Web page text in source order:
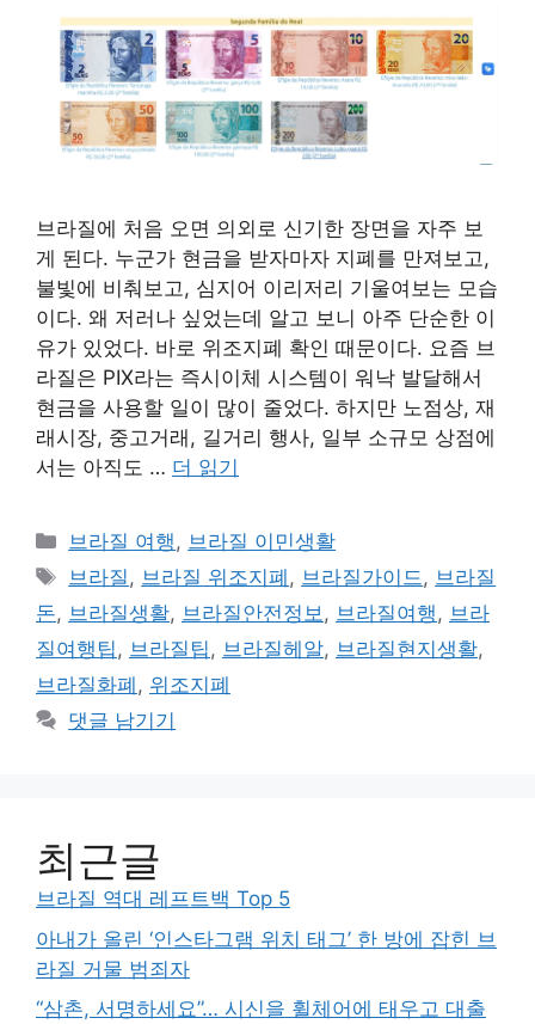
브라질에 처음 오면 의외로 신기한 장면을 자주 보
게 된다. 누군가 현금을 받자마자 지폐를 만져보고,
불빛에 비춰보고, 심지어 이리저리 기울여보는 모습
이다. 왜 저러나 싶었는데 알고 보니 아주 단순한 이
유가 있었다. 바로 위조지폐 확인 때문이다. 요즘 브
라질은 PIX라는 즉시이체 시스템이 워낙 발달해서
현금을 사용할 일이 많이 줄었다. 하지만 노점상, 재
래시장, 중고거래, 길거리 행사, 일부 소규모 상점에
서는 아직도 … 더 읽기
카
테
리
브라질 여행, 브라질 이민생활
태
그
브라질, 브라질 위조지폐 , 브라질가이드, 브라질
돈, 브라질생활, 브라질안전정보, 브라질여행, 브라
질여행팁, 브라질팁, 브라질헤알, 브라질현지생활,
브라질화폐 , 위조지폐
댓글 남기기
최근글
브라질 역대 레프트백 Top 5
아내가 올린 ‘인스타그램 위치 태그’ 한 방에 잡힌 브
라질 거물 범죄자
“삼촌, 서명하세요”… 시신을 휠체어에 태우고 대출